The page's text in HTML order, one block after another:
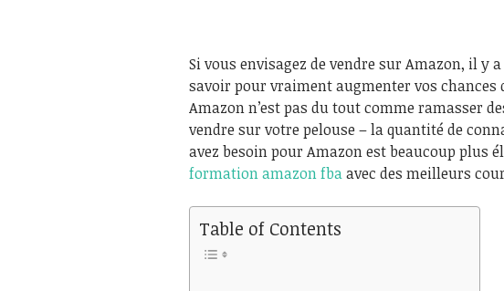
Si vous envisagez de vendre sur Amazon, il y
savoir pour vraiment augmenter vos chances
Amazon n’est pas du tout comme ramasser
vendre sur votre pelouse – la quantité de
avez besoin pour Amazon est beaucoup plus
formation amazon fbaavec des meilleurs
Table of Contents